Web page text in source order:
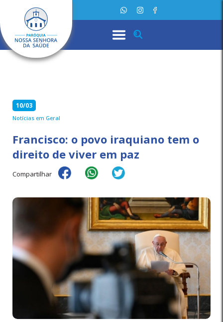
10/03
Notícias em Geral
Francisco: o povo iraquiano tem o
direito de viver em paz
Compartilhar